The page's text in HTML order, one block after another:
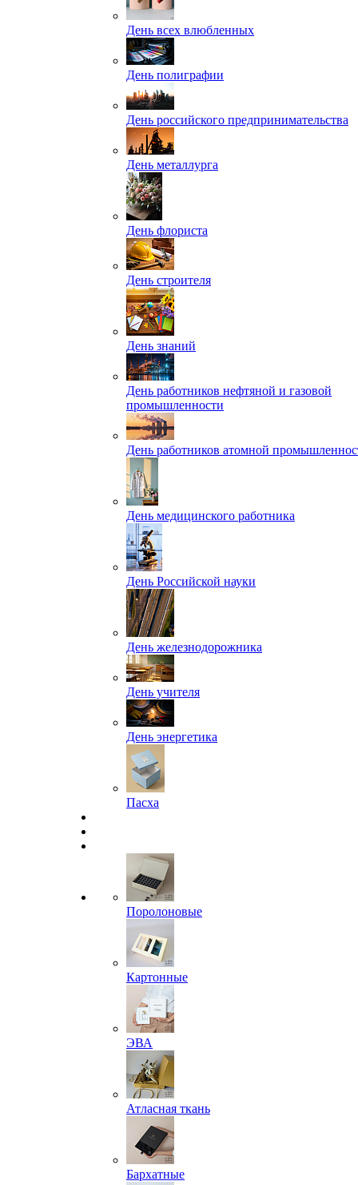
День всех влюбленных
День полиграфии
День российского предпринимательства
День металлурга
День флориста
День строителя
День знаний
День работников нефтяной и газовой
промышленности
День работников атомной
День медицинского работника
День Российской науки
День железнодорожника
День учителя
День энергетика
Пасха
Поролоновые
Картонные
ЭВА
Атласная ткань
Бархатные